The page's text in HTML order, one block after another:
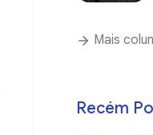
Mais
Recém